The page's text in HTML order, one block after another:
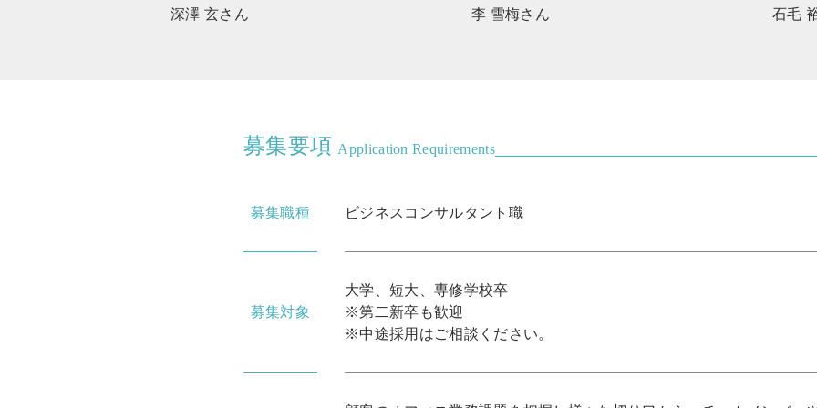
深澤 玄さん 李 雪梅さん 石毛
募集要項 Application Requirements
募集職種 ビジネスコンサルタント職
募集対象
大学、短大、専修学校卒
※第二新卒も歓迎
※中途採用はご相談ください。